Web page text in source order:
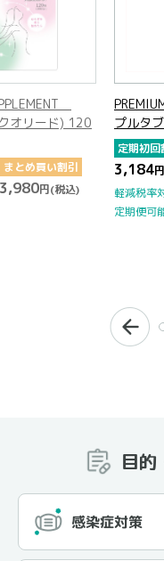
オリード) 120
まとめ買い割引
円(税込)
プルタ
定期初回
3,184円
軽減税率
定期便可
目的
感染症対策